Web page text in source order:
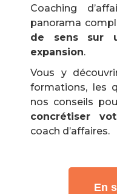
Coaching
panorama
de sens sur
expansion.
Vous y
formations, les
nos conseils
concrétiser
coach d’affaires.
En